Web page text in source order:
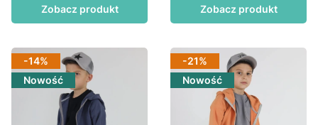
Zobacz produkt Zobacz produkt
-14%
Nowość
-21%
Nowość